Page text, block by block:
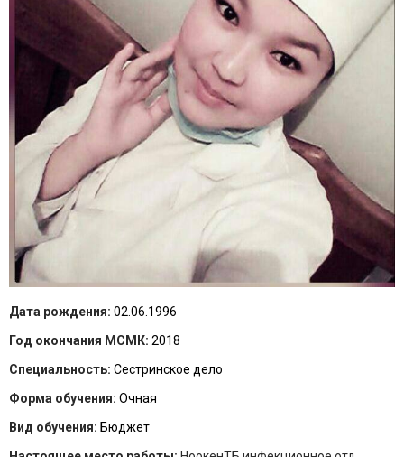
Дата рождения: 02.06.1996
Год окончания МСМК: 2018
Специальность: Сестринское дело
Форма обучения: Очная
Вид обучения: Бюджет